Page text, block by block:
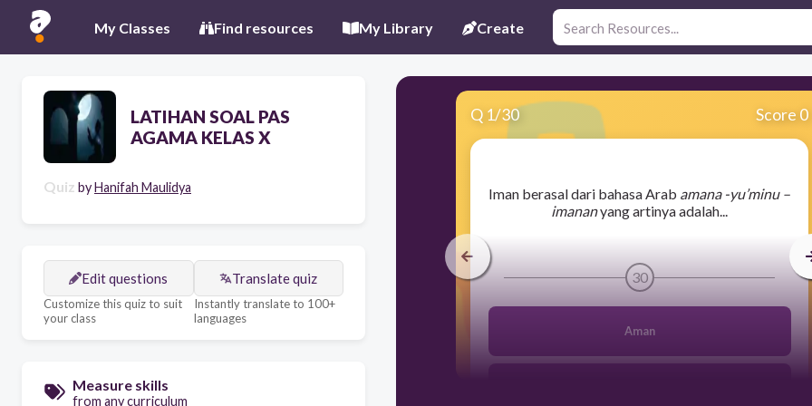
My Classes Find resources My Library Create
LATIHAN SOAL PAS
AGAMA KELAS X
Quiz byHanifah Maulidya
Edit questions
Customize this quiz to suit
your class
Translate quiz
Instantly translate to 100+
languages
Measure skills
from any curriculum
Q 1/30 Score 0
​Iman berasal dari bahasa Arab amana -yu’minu –
imananyang artinya adalah...
30
Aman